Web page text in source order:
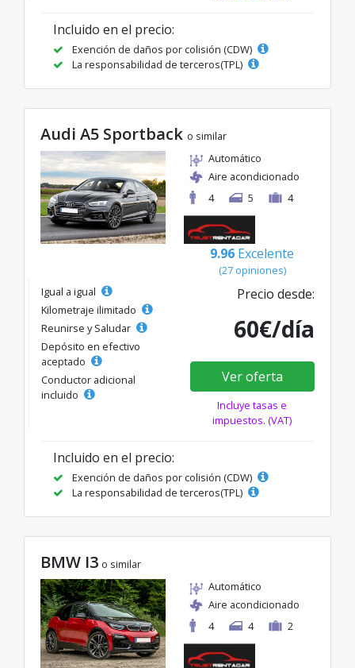
Incluido en el precio:
Exención de daños por colisión (CDW)
La responsabilidad de terceros(TPL)
Audi A5 Sportback o similar
Automático
Aire acondicionado
4
5 4
9.96 Excelente
(27 opiniones)
Igual a igual
Kilometraje ilimitado
Reunirse y Saludar
Depósito en efectivo
aceptado
Conductor adicional
incluido
Precio desde:
60€/día
Ver oferta
Incluye tasas e
impuestos. (VAT)
Incluido en el precio:
Exención de daños por colisión (CDW)
La responsabilidad de terceros(TPL)
BMW I3 o similar
Automático
Aire acondicionado
4
4 2